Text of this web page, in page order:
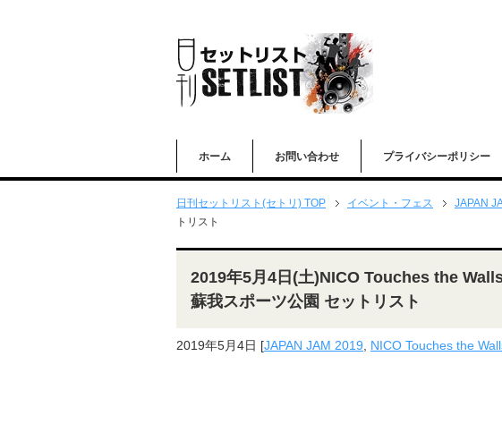
ホーム お問い合わせ プライバシーポリシー
日刊セットリスト(セトリ) TOP イベント・フェス JAPAN
トリスト
2019年5月4日(土)NICO Touches the
蘇我スポーツ公園 セットリスト
2019年5月4日 [JAPAN JAM 2019 NICO Touches the